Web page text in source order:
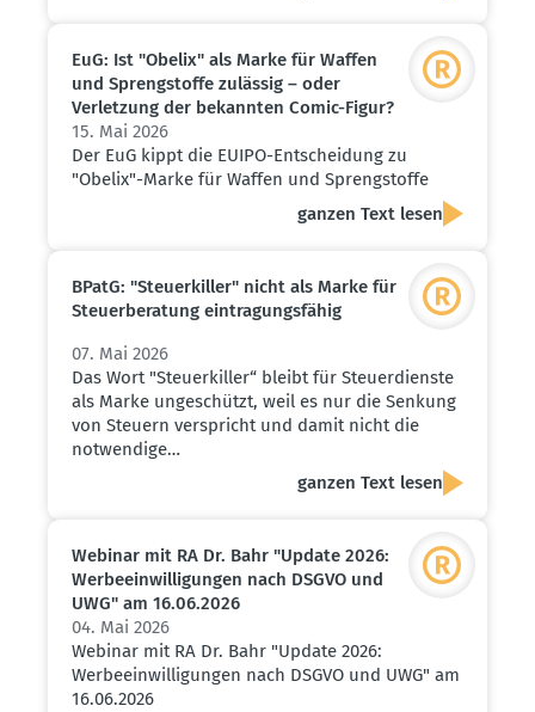
EuG: Ist "Obelix" als Marke für Waffen
und Spreng­stoffe zulässig – oder
Verletzung der bekannten Comic-Figur?
15. Mai 2026
Der EuG kippt die EUIPO-Entscheidung zu
"Obelix"-Marke für Waffen und Sprengstoffe
ganzen Text lesen
BPatG: "Steuer­killer" nicht als Marke für
Steuer­be­ratung eintra­gungs­fähig
07. Mai 2026
Das Wort "Steuerkiller“ bleibt für Steuerdienste
als Marke ungeschützt, weil es nur die Senkung
von Steuern verspricht und damit nicht die
notwendige…
ganzen Text lesen
Webinar mit RA Dr. Bahr "Update 2026:
Werbe­ein­wil­li­gungen nach DSGVO und
UWG" am 16.06.2026
04. Mai 2026
Webinar mit RA Dr. Bahr "Update 2026:
Werbeeinwilligungen nach DSGVO und UWG" am
16.06.2026